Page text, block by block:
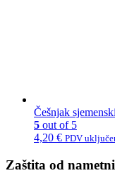
Češnjak
5 out of 5
4,20 € PDV
Zaštita od